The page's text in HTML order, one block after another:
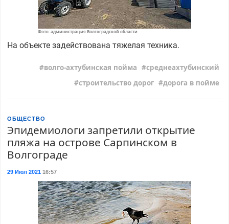
Фото: администрация Волгоградской области
На объекте задействована тяжелая техника.
волго-ахтубинская пойма
среднеахтубинский
строительство дорог
дорога в пойме
ОБЩЕСТВО
Эпидемиологи запретили открытие
пляжа на острове Сарпинском в
Волгограде
29 Июл 202116:57